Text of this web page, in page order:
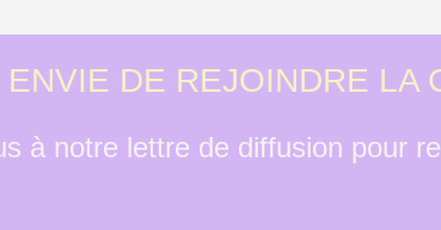
ENVIE DE REJOINDRE LA
à notre lettre de diffusion pour
la Communauté de l'Abondance ?